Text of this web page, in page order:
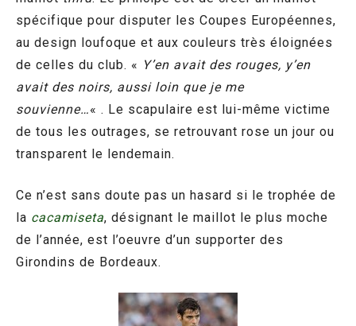
spécifique pour disputer les Coupes Européennes,
au design loufoque et aux couleurs très éloignées
de celles du club. « Y’en avait des rouges, y’en
avait des noirs, aussi loin que je me
souvienne…« . Le scapulaire est lui-même victime
de tous les outrages, se retrouvant rose un jour ou
transparent le lendemain.
Ce n’est sans doute pas un hasard si le trophée de
la cacamiseta, désignant le maillot le plus moche
de l’année, est l’oeuvre d’un supporter des
Girondins de Bordeaux.